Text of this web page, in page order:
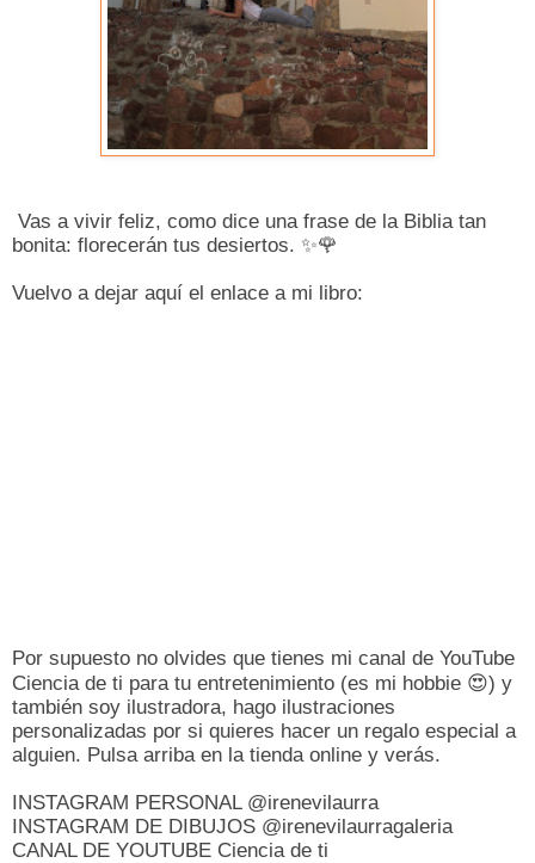
Vas a vivir feliz, como dice una frase de la Biblia tan
bonita: florecerán tus desiertos. ✨🌹
Vuelvo a dejar aquí el enlace a mi libro:
Por supuesto no olvides que tienes mi canal de YouTube
Ciencia de ti para tu entretenimiento (es mi hobbie 😍) y
también soy ilustradora, hago ilustraciones
personalizadas por si quieres hacer un regalo especial a
alguien. Pulsa arriba en la tienda online y verás.
INSTAGRAM PERSONAL @irenevilaurra
INSTAGRAM DE DIBUJOS @irenevilaurragaleria
CANAL DE YOUTUBE Ciencia de ti